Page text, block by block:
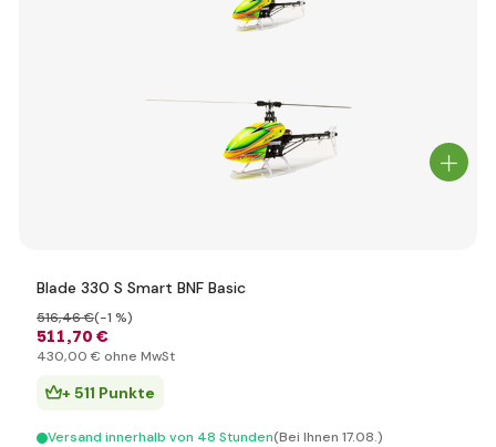
Blade 330 S Smart BNF Basic
511,70 €
516,46 €(-1 %)
430,00 € ohne MwSt
+ 511 Punkte
Versand innerhalb von 48 Stunden(Bei Ihnen 17.08.)